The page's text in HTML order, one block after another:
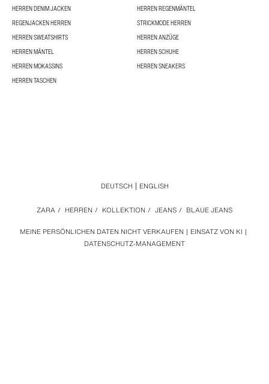
HERREN DENIM JACKEN
HERREN REGENMÄNTEL
REGENJACKEN HERREN
STRICKMODE HERREN
HERREN SWEATSHIRTS
HERREN ANZÜGE
HERREN MÄNTEL
HERREN SCHUHE
HERREN MOKASSINS
HERREN SNEAKERS
HERREN TASCHEN
MEINE PERSÖNLICHEN DATEN NICHT VERKAUFEN
EINSATZ VON KI
DATENSCHUTZ-MANAGEMENT
ZARA / HERREN / KOLLEKTION / JEANS / BLAUE JEANS
DEUTSCH ENGLISH